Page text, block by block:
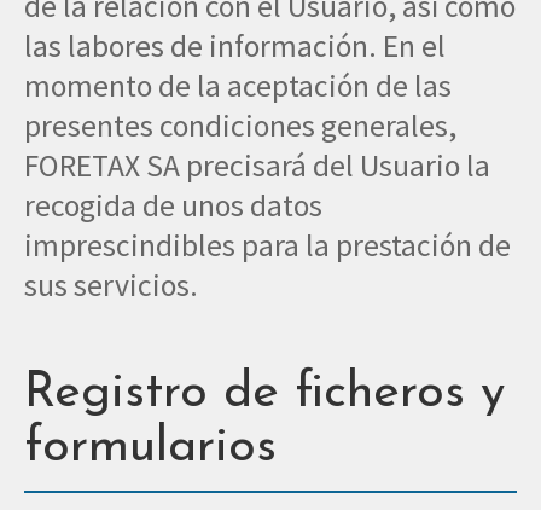
las labores de información. En el
momento de la aceptación de las
presentes condiciones generales,
FORETAX SA precisará del Usuario la
recogida de unos datos
imprescindibles para la prestación de
sus servicios.
Registro de ficheros y
formularios